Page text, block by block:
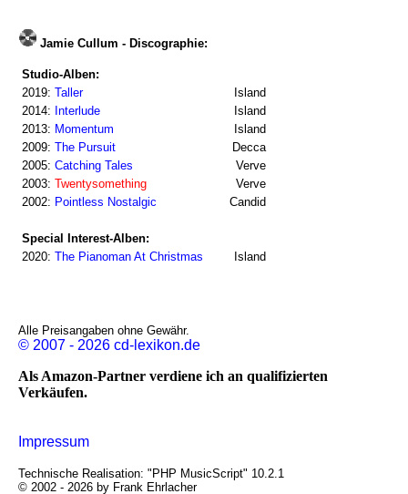
Jamie Cullum - Discographie:
Studio-Alben:
2019: Taller
Island
2014: Interlude
Island
2013: Momentum
Island
2009: The Pursuit
Decca
2005: Catching Tales
Verve
2003: Twentysomething
Verve
2002: Pointless Nostalgic Candid
Special Interest-Alben:
2020: The Pianoman At Christmas Island
Alle Preisangaben ohne Gewähr.
© 2007 - 2026 cd-lexikon.de
Als Amazon-Partner verdiene ich an qualifizierten
Verkäufen.
Impressum
Technische Realisation: "PHP MusicScript" 10.2.1
© 2002 - 2026 by Frank Ehrlacher